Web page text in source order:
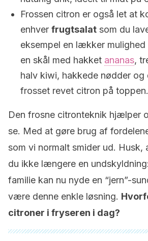
Frossen citron er også let at
enhver frugtsalat som du
eksempel en lækker mulighed
en skål med hakket ananas,
halv kiwi, hakkede nødder og
frosset revet citron på toppen.
Den frosne citronteknik hjælper
se. Med at gøre brug af
som vi normalt smider ud. Husk,
du ikke længere en
familie kan nu nyde en “jern”-
være denne enkle løsning.
citroner i fryseren i dag?